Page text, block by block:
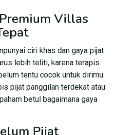
Villas
ciri khas dan gaya pijat
lebih teliti, karena terapis
tentu cocok untuk dirimu
pijat panggilan terdekat atau
betul bagaimana gaya
Pijat